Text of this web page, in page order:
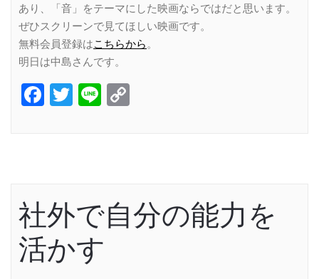
あり、「音」をテーマにした映画ならではだと思います。
ぜひスクリーンで見てほしい映画です。
無料会員登録はこちらから。
明日は中島さんです。
Facebook
Twitter
Line
社外で自分の能力を
活かす